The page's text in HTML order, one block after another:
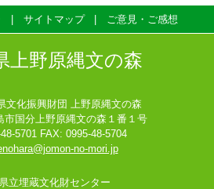
サイトマップ ご意見・ご感想
上野原縄文の森
文化振興財団 上野原縄文の森
市国分上野原縄文の森１番１号
5701 FAX: 0995-48-5704
no-mori.jp
立埋蔵文化財センター